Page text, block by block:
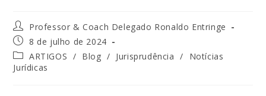
Professor & Coach Delegado Ronaldo Entringe
8 de julho de 2024
ARTIGOS / Blog / Jurisprudência /
Notícias
Jurídicas